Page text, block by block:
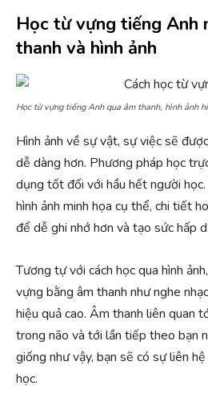
Học từ vựng tiếng Anh
thanh và hình ảnh
Học từ vựng tiếng Anh qua âm thanh, hình ảnh
Hình ảnh về sự vật, sự việc sẽ
dễ dàng hơn. Phương pháp học
dụng tốt đối với hầu hết người
hình ảnh minh họa cụ thể, chi tiết
để dễ ghi nhớ hơn và tạo sức hấp
Tương tự với cách học qua hình
vựng bằng âm thanh như nghe
hiệu quả cao. Âm thanh liên quan
trong não và tới lần tiếp theo bạn
giống như vậy, bạn sẽ có sự liên
học.